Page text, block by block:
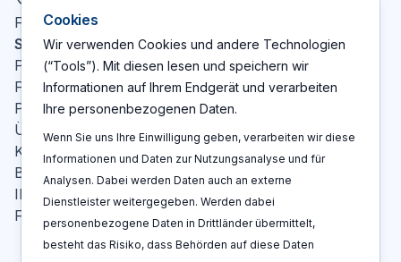
Folgen Sie uns
Seiten
Patent Cockpit
Funktionen
Preise
Über Uns
Kontakt
Blog
IP-Glossar
FAQ
Cookies
Wir verwenden Cookies und andere Technologien
(“Tools”). Mit diesen lesen und speichern wir
Informationen auf Ihrem Endgerät und verarbeiten
Ihre personenbezogenen Daten.
Wenn Sie uns Ihre Einwilligung geben, verarbeiten wir diese
Informationen und Daten zur Nutzungsanalyse und für
Analysen. Dabei werden Daten auch an externe
Dienstleister weitergegeben. Werden dabei
personenbezogene Daten in Drittländer übermittelt,
besteht das Risiko, dass Behörden auf diese Daten